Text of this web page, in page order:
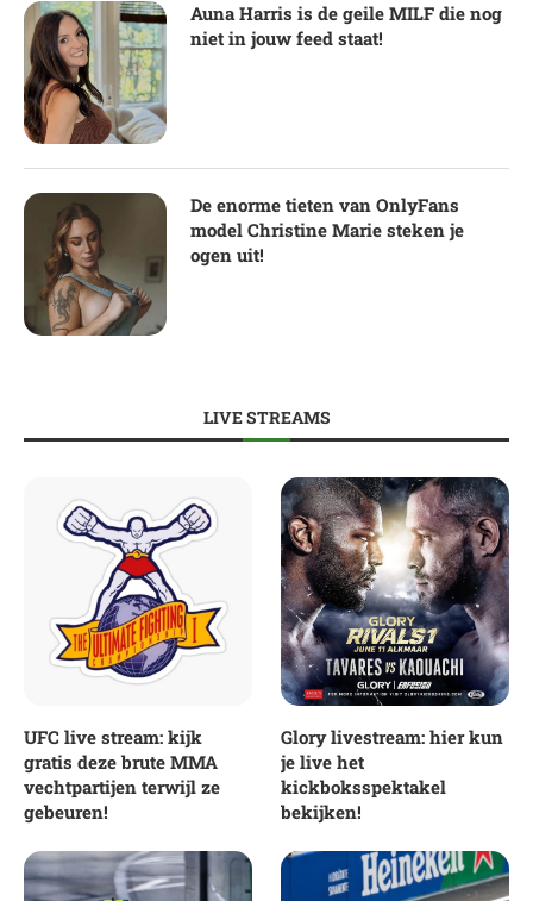
Auna Harris is de geile MILF die nog
niet in jouw feed staat!
De enorme tieten van OnlyFans
model Christine Marie steken je
ogen uit!
LIVE STREAMS
UFC live stream: kijk
gratis deze brute MMA
vechtpartijen terwijl ze
gebeuren!
Glory livestream: hier kun
je live het
kickboksspektakel
bekijken!